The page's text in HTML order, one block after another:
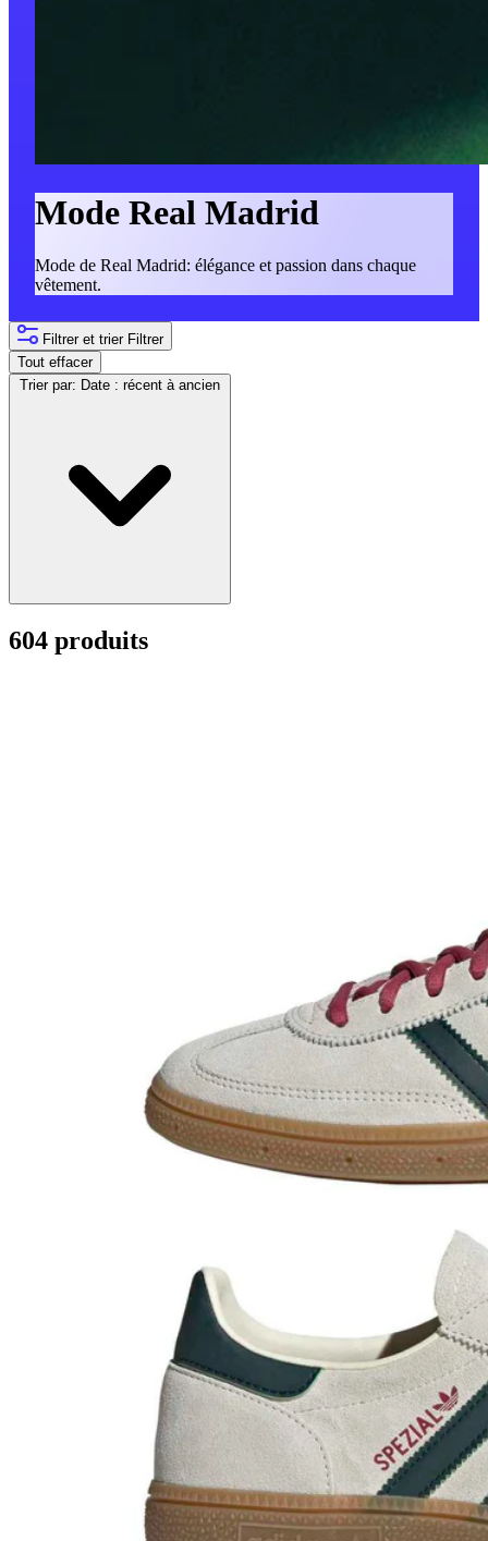
Mode Real Madrid
Mode de Real Madrid: élégance et passion dans chaque
vêtement.
Filtrer et trier Filtrer
Tout effacer
Trier par: Date : récent à ancien
604 produits